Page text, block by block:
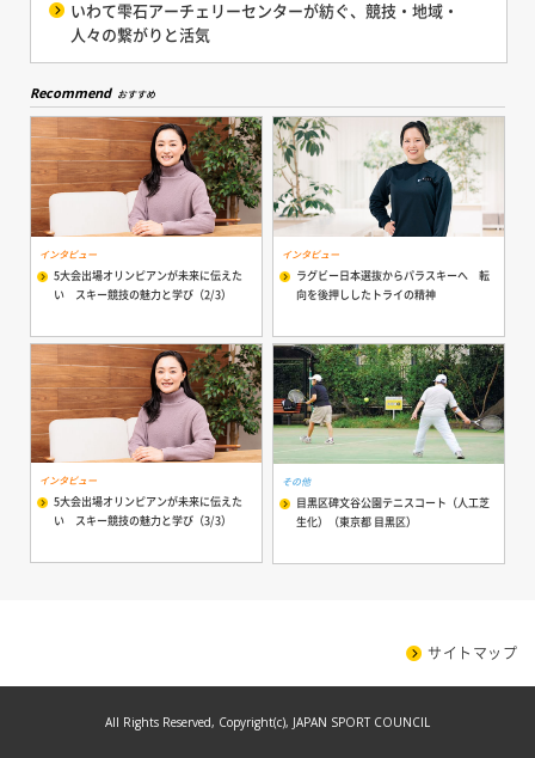
いわて雫石アーチェリーセンターが紡ぐ、競技・地域・
人々の繋がりと活気
Recommend おすすめ
インタビュー
5大会出場オリンピアンが未来に伝えた
い スキー競技の魅力と学び（2/3）
インタビュー
ラグビー日本選抜からパラスキーへ 転
向を後押ししたトライの精神
インタビュー
5大会出場オリンピアンが未来に伝えた
い スキー競技の魅力と学び（3/3）
その他
目黒区碑文谷公園テニスコート（人工芝
生化）（東京都 目黒区）
サイトマップ
All Rights Reserved, Copyright(c), JAPAN SPORT COUNCIL